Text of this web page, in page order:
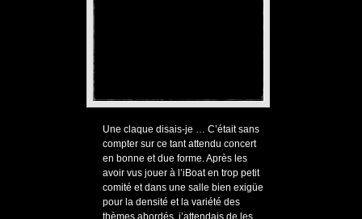
Une claque disais-je … C’était sans
compter sur ce tant attendu concert
en bonne et due forme. Après les
avoir vus jouer à l’iBoat en trop petit
comité et dans une salle bien exigüe
pour la densité et la variété des
thèmes abordés, j’attendais de les